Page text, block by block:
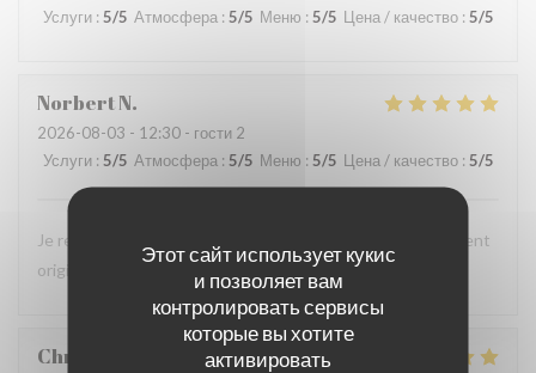
Этот сайт использует кукис
и позволяет вам
контролировать сервисы
которые вы хотите
активировать
Услуги : 5/5 Атмосфера : 5/5 Меню : 5/5 Цена / качество : 5/5
NorbertN
2026-08-03 - 12:30 - гости 2
Услуги : 5/5 Атмосфера : 5/5 Меню : 5/5 Цена / качество : 5/5
Je recommande la spécialité "les trois braves" c'est tellement
original pour un provençal ! C'est aussi tellement bon !
Christophe